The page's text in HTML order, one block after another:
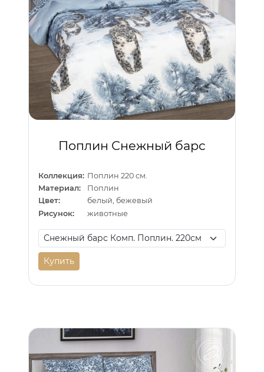
Поплин Снежный барс
Коллекция: Поплин 220 см.
Материал:
Поплин
Цвет:
белый, бежевый
Рисунок:
животные
Купить